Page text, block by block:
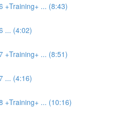
+Training+ ... (8:43)
... (4:02)
+Training+ ... (8:51)
... (4:16)
+Training+ ... (10:16)